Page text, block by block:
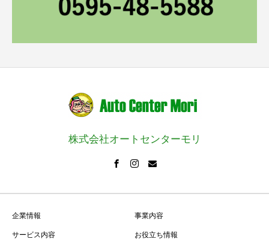
株式会社オートセンターモリ
企業情報 事業内容
サービス内容 お役立ち情報